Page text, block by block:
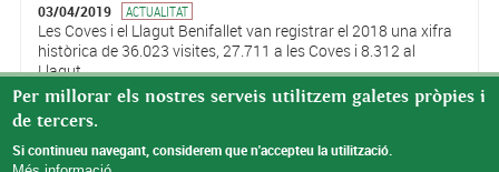
03/04/2019 ACTUALITAT
Les Coves i el Llagut Benifallet van registrar el 2018 una xifra
històrica de 36.023 visites, 27.711 a les Coves i 8.312 al
Llagut.
Pàgines
Per millorar els nostres serveis utilitzem galetes pròpies i
de tercers.
Si continueu navegant, considerem que n'accepteu la utilització.